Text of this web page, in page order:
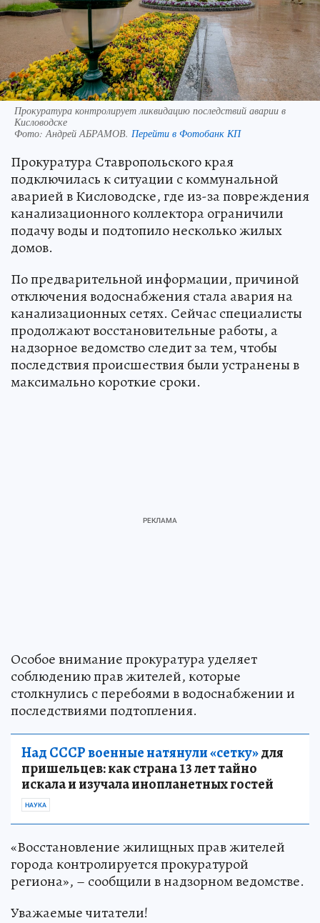
Прокуратура контролирует ликвидацию последствий аварии в
Кисловодске
Фото: Андрей АБРАМОВ. Перейти в Фотобанк КП
Прокуратура Ставропольского края
подключилась к ситуации с коммунальной
аварией в Кисловодске, где из-за повреждения
канализационного коллектора ограничили
подачу воды и подтопило несколько жилых
домов.
По предварительной информации, причиной
отключения водоснабжения стала авария на
канализационных сетях. Сейчас специалисты
продолжают восстановительные работы, а
надзорное ведомство следит за тем, чтобы
последствия происшествия были устранены в
максимально короткие сроки.
Особое внимание прокуратура уделяет
соблюдению прав жителей, которые
столкнулись с перебоями в водоснабжении и
последствиями подтопления.
Над СССР военные натянули «сетку»для
пришельцев: как страна 13 лет тайно
искала и изучала инопланетных гостей
НАУКА
«Восстановление жилищных прав жителей
города контролируется прокуратурой
региона», – сообщили в надзорном ведомстве.
Уважаемые читатели!